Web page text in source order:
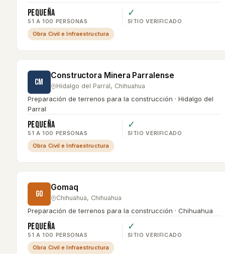
Pequeña
51 A 100 PERSONAS
✓
SITIO VERIFICADO
Obra Civil e Infraestructura
CM
Constructora Minera Parralense
Hidalgo del Parral, Chihuahua
Preparación de terrenos para la construcción · Hidalgo del
Parral
Pequeña
51 A 100 PERSONAS
✓
SITIO VERIFICADO
Obra Civil e Infraestructura
GO
Gomaq
Chihuahua, Chihuahua
Preparación de terrenos para la construcción · Chihuahua
Pequeña
51 A 100 PERSONAS
✓
SITIO VERIFICADO
Obra Civil e Infraestructura